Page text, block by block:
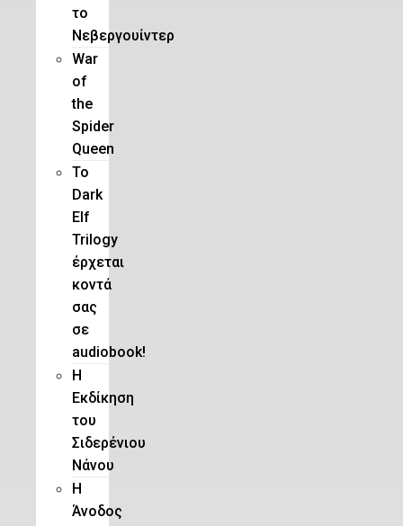
το
Νεβεργουίντερ
War
of
the
Spider
Queen
Το
Dark
Elf
Trilogy
έρχεται
κοντά
σας
σε
audiobook!
Η
Εκδίκηση
του
Σιδερένιου
Νάνου
Η
Άνοδος